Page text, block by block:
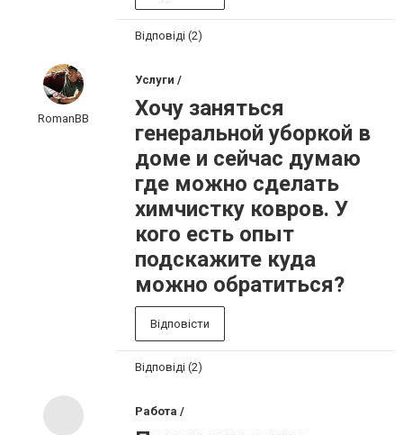
Відповіді (2)
RomanBB
Услуги /
Хочу заняться
генеральной уборкой в
доме и сейчас думаю
где можно сделать
химчистку ковров. У
кого есть опыт
подскажите куда
можно обратиться?
Відповісти
Відповіді (2)
Работа /